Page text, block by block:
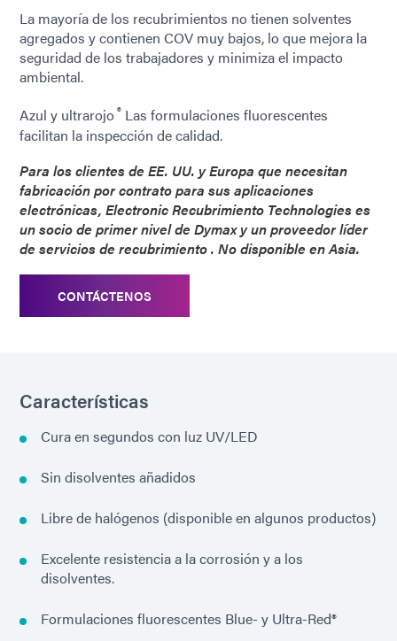
La mayoría de los recubrimientos no tienen solventes
agregados y contienen COV muy bajos, lo que mejora la
seguridad de los trabajadores y minimiza el impacto
ambiental.
Azul y ultrarojo® Las formulaciones fluorescentes
facilitan la inspección de calidad.
Para los clientes de EE. UU. y Europa que necesitan
fabricación por contrato para sus aplicaciones
electrónicas, Electronic Recubrimiento Technologies es
un socio de primer nivel de Dymax y un proveedor líder
de servicios de recubrimiento . No disponible en Asia.
CONTÁCTENOS
Características
Cura en segundos con luz UV/LED
Sin disolventes añadidos
Libre de halógenos (disponible en algunos productos)
Excelente resistencia a la corrosión y a los
disolventes.
Formulaciones fluorescentes Blue- y Ultra-Red®